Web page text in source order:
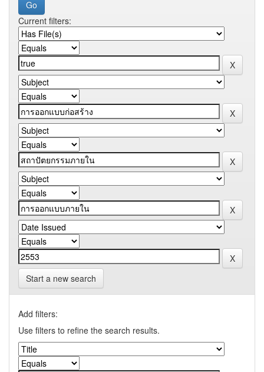
Current filters:
Start a new search
Add filters:
Use filters to refine the search results.